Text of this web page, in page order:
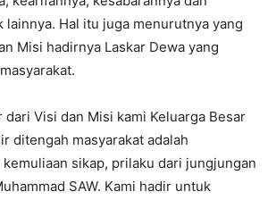
lainnya. Hal itu juga menurutnya yang
Misi hadirnya Laskar Dewa yang
dari Visi dan Misi kami Keluarga Besar
ditengah masyarakat adalah
kemuliaan sikap, prilaku dari jungjungan
SAW. Kami hadir untuk